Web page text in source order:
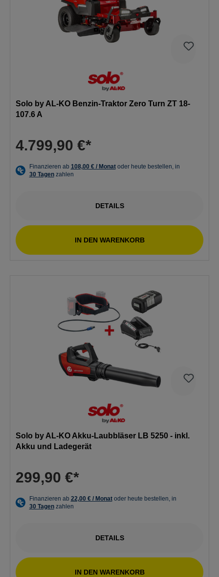
Solo by AL-KO Benzin-Traktor Zero Turn ZT 18-
107.6 A
4.799,90 €*
DETAILS
IN DEN WARENKORB
Solo by AL-KO Akku-Laubbläser LB 5250 - inkl.
Akku und Ladegerät
299,90 €*
DETAILS
IN DEN WARENKORB